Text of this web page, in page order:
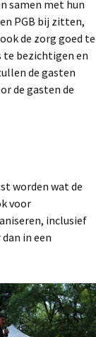
samen met hun
PGB bij zitten,
de zorg goed te
te bezichtigen en
de gasten
de gasten de
worden wat de
voor
inclusief
in een